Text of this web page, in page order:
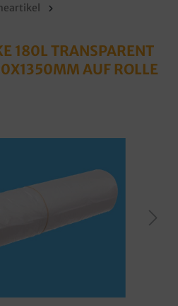
180L TRANSPARENT
AUF ROLLE